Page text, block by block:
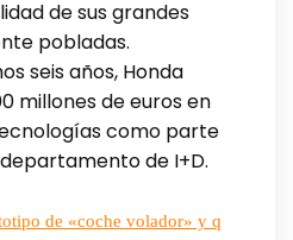
de sus grandes
pobladas.
seis años, Honda
millones de euros en
como parte
de I+D.
de «coche volador» y q